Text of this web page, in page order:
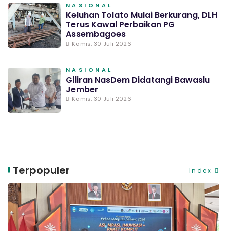
NASIONAL
Keluhan Tolato Mulai Berkurang, DLH
Terus Kawal Perbaikan PG
Assembagoes
Kamis, 30 Juli 2026
NASIONAL
Giliran NasDem Didatangi Bawaslu
Jember
Kamis, 30 Juli 2026
Terpopuler Index